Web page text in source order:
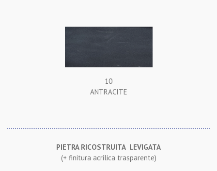
10
ANTRACITE
PIETRA RICOSTRUITA LEVIGATA
(+ finitura acrilica trasparente)